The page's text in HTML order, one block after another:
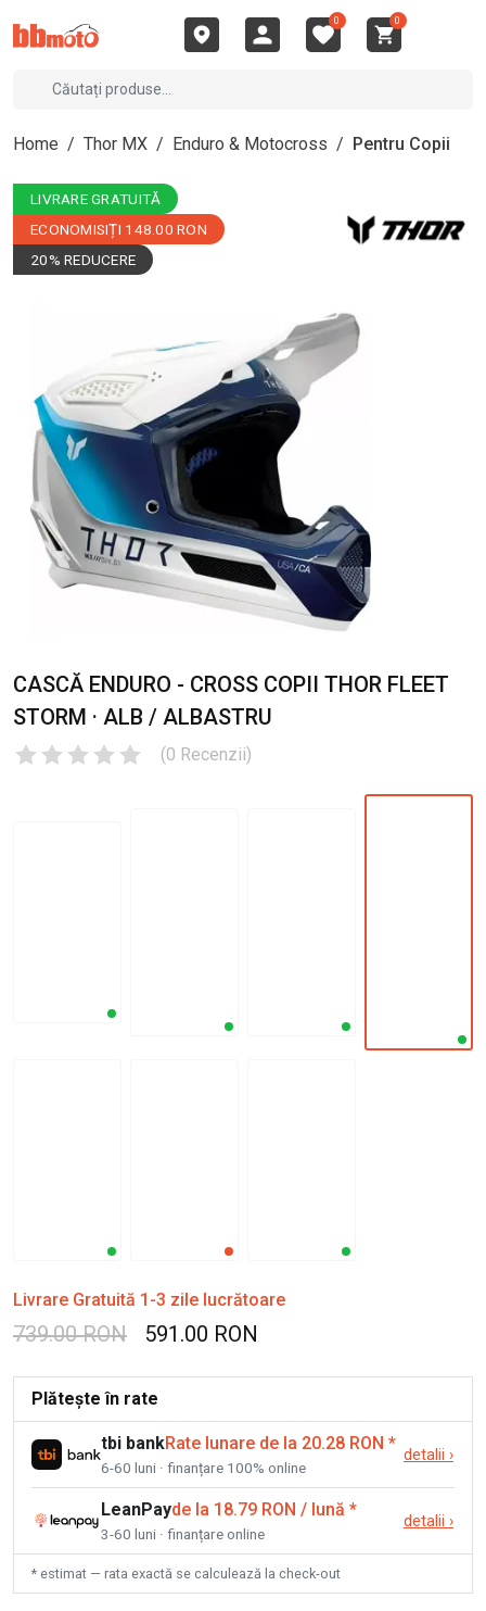
0 0
Home / Thor MX / Enduro & Motocross / Pentru Copii
LIVRARE GRATUITĂ
ECONOMISIȚI 148.00 RON
20% REDUCERE
CASCĂ ENDURO - CROSS COPII THOR FLEET
STORM · ALB / ALBASTRU
(0 Recenzii)
Livrare Gratuită 1-3 zile lucrătoare
739.00 RON 591.00 RON
Plătește în rate
tbi bankRate lunare de la 20.28 RON *
6-60 luni · finanțare 100% online
detalii ›
LeanPayde la 18.79 RON / lună *
3-60 luni · finanțare online
detalii ›
* estimat — rata exactă se calculează la check-out